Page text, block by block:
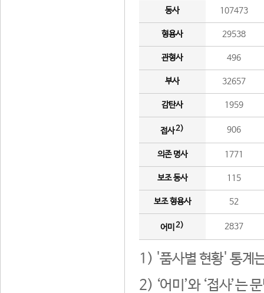
동사 107473
형용사 29538
관형사 496
부사 32657
감탄사 1959
접사2) 906
의존 명사 1771
보조 동사 115
보조 형용사 52
어미 2) 2837
1) '품사별 현황' 통계
2) ‘어미’와 ‘접사’는